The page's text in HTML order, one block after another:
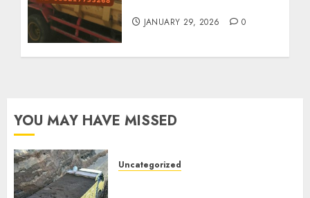
JANUARY 29, 2026 0
YOU MAY HAVE MISSED
Uncategorized